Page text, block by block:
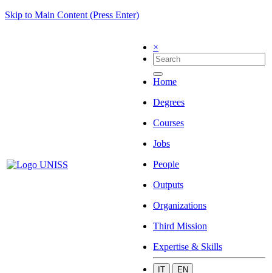
Skip to Main Content (Press Enter)
×
Home
Degrees
Courses
Jobs
People
Outputs
Organizations
Third Mission
Expertise & Skills
IT EN